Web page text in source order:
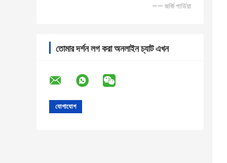
—— জর্জি গার্ডিয়া
তোমার দর্শন লগ করা অনলাইন চ্যাট এখন